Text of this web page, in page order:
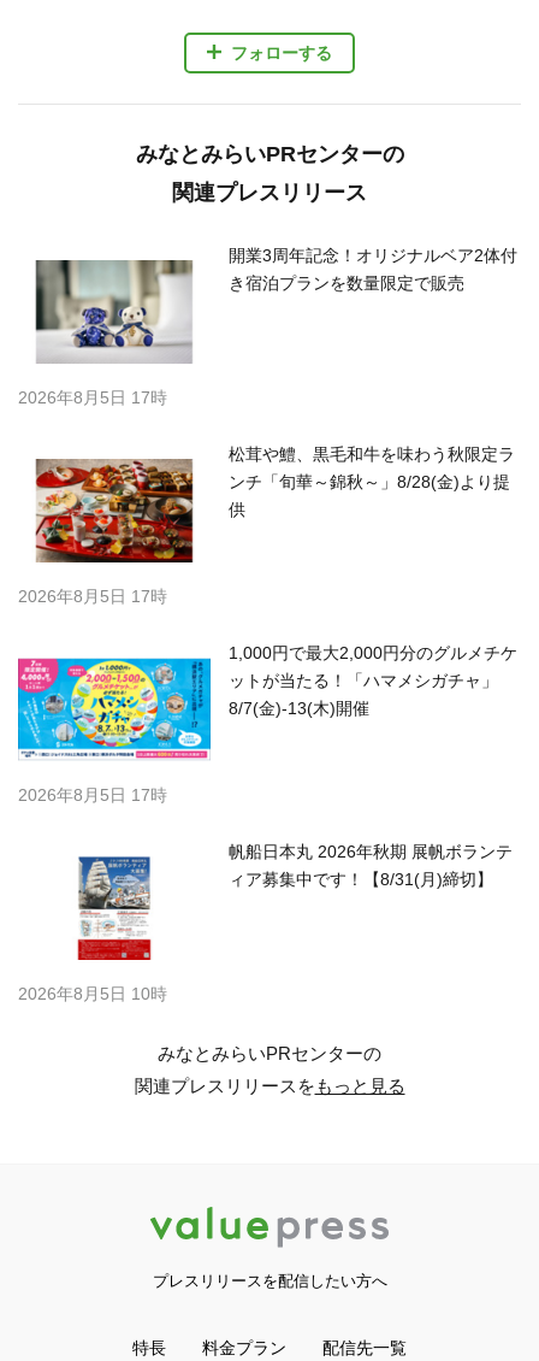
フォローする
みなとみらいPRセンターの
関連プレスリリース
開業3周年記念！オリジナルベア2体付
き宿泊プランを数量限定で販売
2026年8月5日 17時
松茸や鱧、黒毛和牛を味わう秋限定ラ
ンチ「旬華～錦秋～」8/28(金)より提
供
2026年8月5日 17時
1,000円で最大2,000円分のグルメチケ
ットが当たる！「ハマメシガチャ」
8/7(金)-13(木)開催
2026年8月5日 17時
帆船日本丸 2026年秋期 展帆ボランテ
ィア募集中です！【8/31(月)締切】
2026年8月5日 10時
みなとみらいPRセンターの
関連プレスリリースをもっと見る
プレスリリースを配信したい方へ
特長 料金プラン 配信先一覧